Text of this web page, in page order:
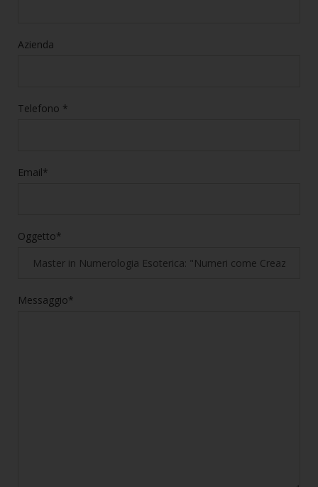
Azienda
Telefono *
Email*
Oggetto*
Messaggio*